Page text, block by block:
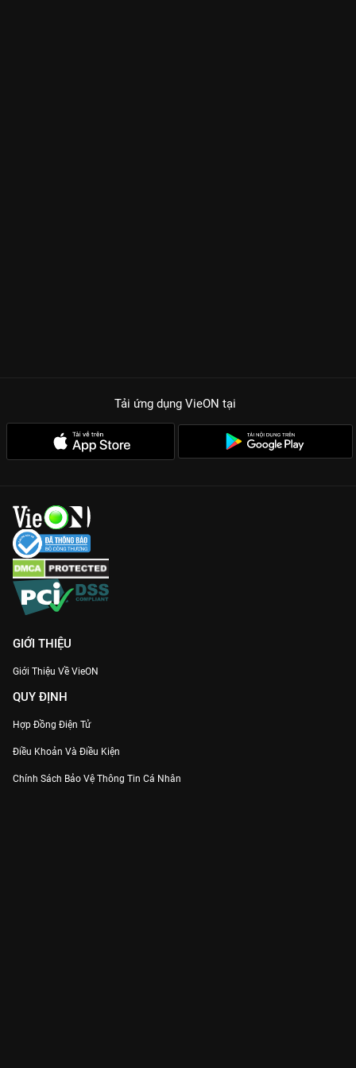
Tải ứng dụng VieON tại
GIỚI THIỆU
Giới Thiệu Về VieON
QUY ĐỊNH
Hợp Đồng Điện Tử
Điều Khoản Và Điều Kiện
Chính Sách Bảo Vệ Thông Tin Cá Nhân